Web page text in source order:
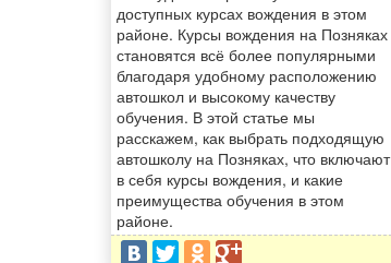
доступных курсах вождения в этом
районе. Курсы вождения на Позняках
становятся всё более популярными
благодаря удобному расположению
автошкол и высокому качеству
обучения. В этой статье мы
расскажем, как выбрать подходящую
автошколу на Позняках, что включают
в себя курсы вождения, и какие
преимущества обучения в этом
районе.